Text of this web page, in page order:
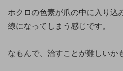
ホクロの色素が爪の中に入り込
線になってしまう感じです。
なもんで、治すことが難しいか